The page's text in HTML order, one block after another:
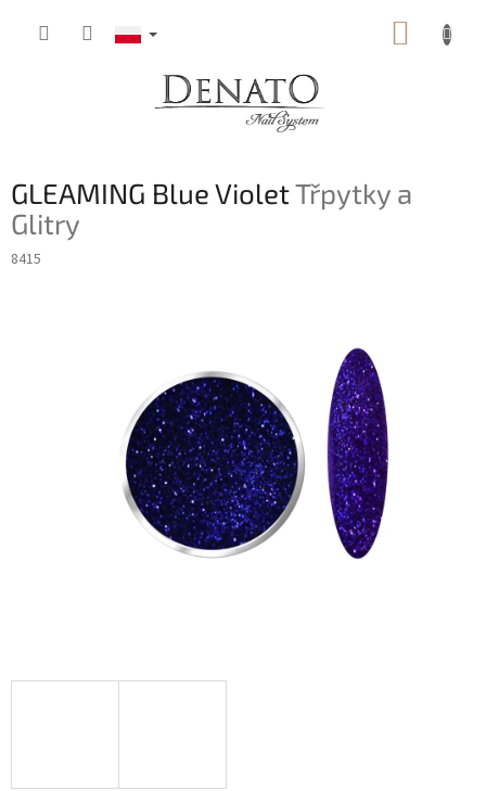
GLEAMING Blue VioletTřpytky a
Glitry
8415